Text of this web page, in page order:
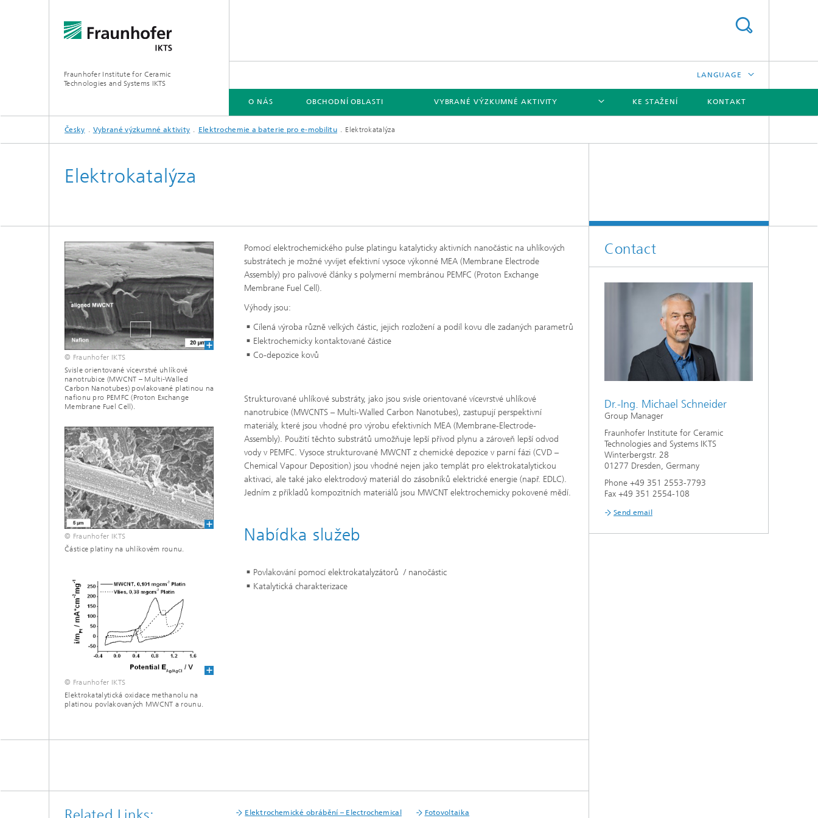
Fraunhofer Institute for Ceramic
Technologies and Systems IKTS
LANGUAGE
DEUTSCH
O NÁS OBCHODNÍ OBLASTI VYBRANÉ VÝZKUMNÉ AKTIVITY
VYBRANÉ VÝZKUMNÉ AKTIVITY
KE STAŽENÍ KONTAKT
Česky Vybrané výzkumné aktivity Elektrochemie a baterie pro e-mobilitu Elektrokatalýza
Elektrokatalýza
© Fraunhofer IKTS
Svisle orientované vícevrstvé uhlíkové
nanotrubice (MWCNT – Multi-Walled
Carbon Nanotubes) povlakované platinou na
nafionu pro PEMFC (Proton Exchange
Membrane Fuel Cell).
© Fraunhofer IKTS
Částice platiny na uhlíkovém rounu.
© Fraunhofer IKTS
Elektrokatalytická oxidace methanolu na
platinou povlakovaných MWCNT a rounu.
Pomocí elektrochemického pulse platingu katalyticky aktivních nanočástic na uhlíkových
substrátech je možné vyvíjet efektivní vysoce výkonné MEA (Membrane Electrode
Assembly) pro palivové články s polymerní membránou PEMFC (Proton Exchange
Membrane Fuel Cell).
Výhody jsou:
Cílená výroba různě velkých částic, jejich rozložení a podíl kovu dle zadaných parametrů
Elektrochemicky kontaktované částice
Co-depozice kovů
Strukturované uhlíkové substráty, jako jsou svisle orientované vícevrstvé uhlíkové
nanotrubice (MWCNTS – Multi-Walled Carbon Nanotubes), zastupují perspektivní
materiály, které jsou vhodné pro výrobu efektivních MEA (Membrane-Electrode-
Assembly). Použití těchto substrátů umožňuje lepší přívod plynu a zároveň lepší odvod
vody v PEMFC. Vysoce strukturované MWCNT z chemické depozice v parní fázi (CVD –
Chemical Vapour Deposition) jsou vhodné nejen jako templát pro elektrokatalytickou
aktivaci, ale také jako elektrodový materiál do zásobníků elektrické energie (např. EDLC).
Jedním z příkladů kompozitních materiálů jsou MWCNT elektrochemicky pokovené mědí.
Nabídka služeb
Povlakování pomocí elektrokatalyzátorů / nanočástic
Katalytická charakterizace
Elektrochemické obrábění – Electrochemical Fotovoltaika
Contact
Dr.-Ing. Michael Schneider
Group Manager
Fraunhofer Institute for Ceramic
Technologies and Systems IKTS
Winterbergstr. 28
01277 Dresden, Germany
Phone +49 351 2553-7793
Fax +49 351 2554-108
Send email